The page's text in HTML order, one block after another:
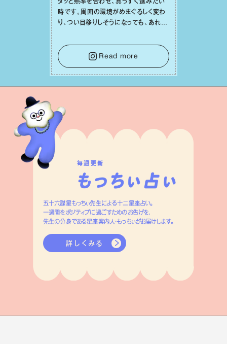
タッと照準を合わせ、真っすぐ進みたい
時です。周囲の環境がめまぐるしく変わ
り、つい⽬移りしそうになっても、あれこ
をそっと⼿放し、⽬の前のことに集中しま
しょう。そのブレない決意が、あなたにと
って有意義で安定した成果を引き寄せま
す。
Read more
毎週更新
五十六謀星もっちぃ先生による十二星座占い。
一週間をポジティブに過ごすためのお告げを、
先生の分身である星座案内人・もっちぃがお届けします。
詳しくみる